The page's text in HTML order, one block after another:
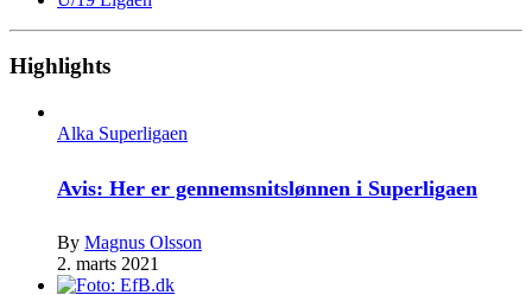
Highlights
Alka Superligaen
Avis: Her er gennemsnitslønnen i Superligaen
By Magnus Olsson
2. marts 2021